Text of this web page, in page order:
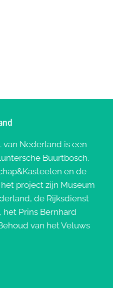
Nederland is een
Buurtbosch,
en de
project zijn Museum
de Rijksdienst
Prins Bernhard
van het Veluws